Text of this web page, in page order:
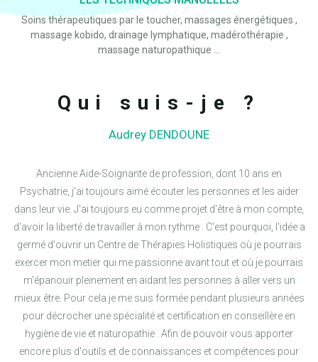
Soins thérapeutiques par le toucher, massages énergétiques ,
massage kobido, drainage lymphatique, madérothérapie ,
massage naturopathique ...
Qui suis-je ?
Audrey DENDOUNE
Ancienne Aide-Soignante de profession, dont 10 ans en
Psychatrie, j'ai toujours aimé écouter les personnes et les aider
dans leur vie. J'ai toujours eu comme projet d'être à mon compte,
d'avoir la liberté de travailler à mon rythme . C'est pourquoi, l'idée a
germé d'ouvrir un Centre de Thérapies Holistiques où je pourrais
exercer mon metier qui me passionne avant tout et où je pourrais
m'épanouir pleinement en aidant les personnes à aller vers un
mieux être. Pour cela je me suis formée pendant plusieurs années
pour décrocher une spécialité et certification en conseillère en
hygiène de vie et naturopathie . Afin de pouvoir vous apporter
encore plus d'outils et de connaissances et compétences pour